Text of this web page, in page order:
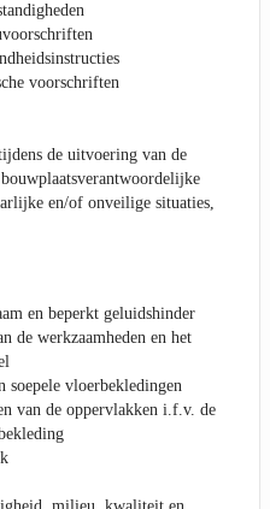
voorschriften
de uitvoering van de
en/of onveilige situaties,
en beperkt geluidshinder
de werkzaamheden en het
soepele vloerbekledingen
van de oppervlakken i.f.v. de